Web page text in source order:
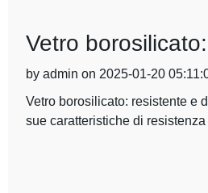
Vetro
by admin on 2025-01-20
Vetro borosilicato: resistente e
sue caratteristiche di